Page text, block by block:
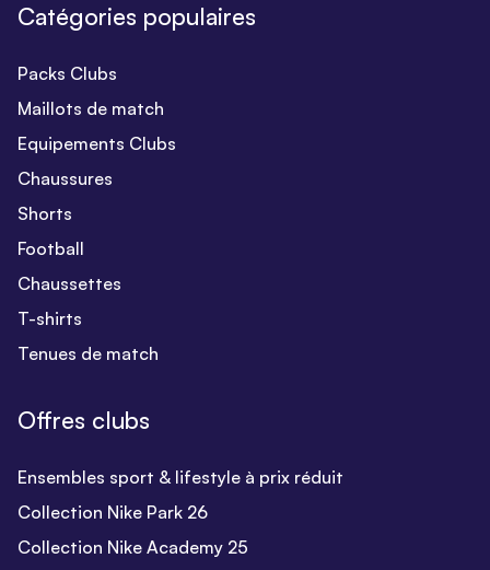
Catégories populaires
Packs Clubs
Maillots de match
Equipements Clubs
Chaussures
Shorts
Football
Chaussettes
T-shirts
Tenues de match
Offres clubs
Ensembles sport & lifestyle à prix réduit
Collection Nike Park 26
Collection Nike Academy 25